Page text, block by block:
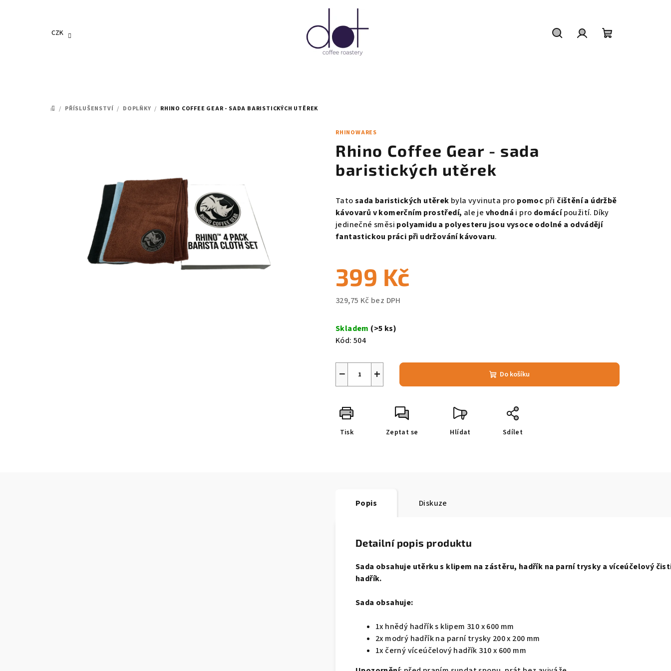
CZK
DOMŮ
/ PŘÍSLUŠENSTVÍ / DOPLŇKY / RHINO COFFEE GEAR - SADA BARISTICKÝCH UTĚREK
RHINOWARES
Rhino Coffee Gear - sada
baristických utěrek
Tatosada baristických utěrek byla vyvinuta pro pomoc při čištění a údržbě
kávovarů v komerčním prostředí, ale je vhodná i pro domácípoužití. Díky
jedinečné směsi polyamidu a polyesteru jsou vysoce odolné a odvádějí
fantastickou práci při udržování kávovaru.
399 Kč
329,75 Kč bez DPH
cena:
Skladem (>5 ks)
Kód: 504
+
− Do košíku
Tisk Zeptat se Hlídat Sdílet
Popis Diskuze
Detailní popis produktu
Sada obsahuje utěrku s klipem na zástěru, hadřík na parní trysky a víceúčelový
hadřík.
Sada obsahuje:
1x hnědý hadřík s klipem 310 x 600 mm
2x modrý hadřík na parní trysky 200 x 200 mm
1x černý víceúčelový hadřík 310 x 600 mm